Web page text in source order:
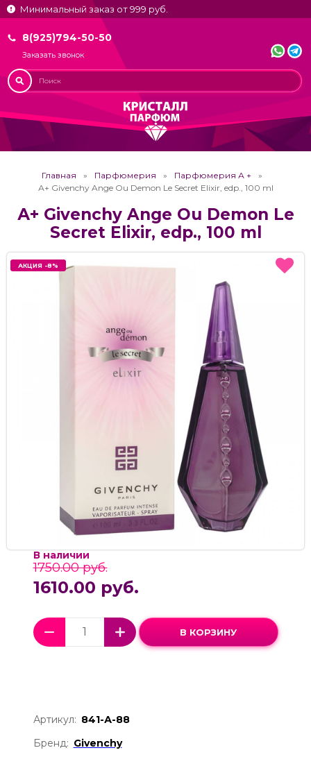
Минимальный заказ от 999 руб.
8(925)794-50-50
Заказать звонок
Главная Парфюмерия
Парфюмерия А +
А+ Givenchy Ange Ou Demon Le Secret Elixir, edp., 100 ml
А+ Givenchy Ange Ou Demon Le
Secret Elixir, edp., 100 ml
АКЦИЯ -8%
АКЦИЯ -8%
В наличии
1750.00 руб.
1610.00 руб.
В КОРЗИНУ
Артикул: 841-А-88
Бренд: Givenchy